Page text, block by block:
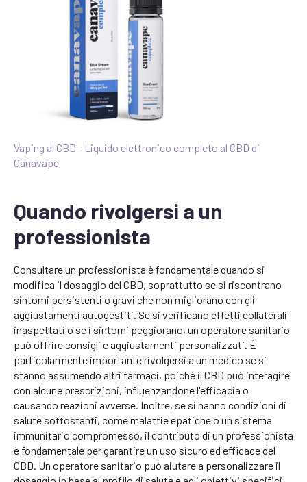
Vaping al CBD - Liquido elettronico completo al CBD di
Canavape
Quando rivolgersi a un
professionista
Consultare un professionista è fondamentale quando si
modifica il dosaggio del CBD, soprattutto se si riscontrano
sintomi persistenti o gravi che non migliorano con gli
aggiustamenti autogestiti. Se si verificano effetti collaterali
inaspettati o se i sintomi peggiorano, un operatore sanitario
può offrire consigli e aggiustamenti personalizzati. È
particolarmente importante rivolgersi a un medico se si
stanno assumendo altri farmaci, poiché il CBD può interagire
con alcune prescrizioni, influenzandone l'efficacia o
causando reazioni avverse. Inoltre, se si hanno condizioni di
salute sottostanti, come malattie epatiche o un sistema
immunitario compromesso, il contributo di un professionista
è fondamentale per garantire un uso sicuro ed efficace del
CBD. Un operatore sanitario può aiutare a personalizzare il